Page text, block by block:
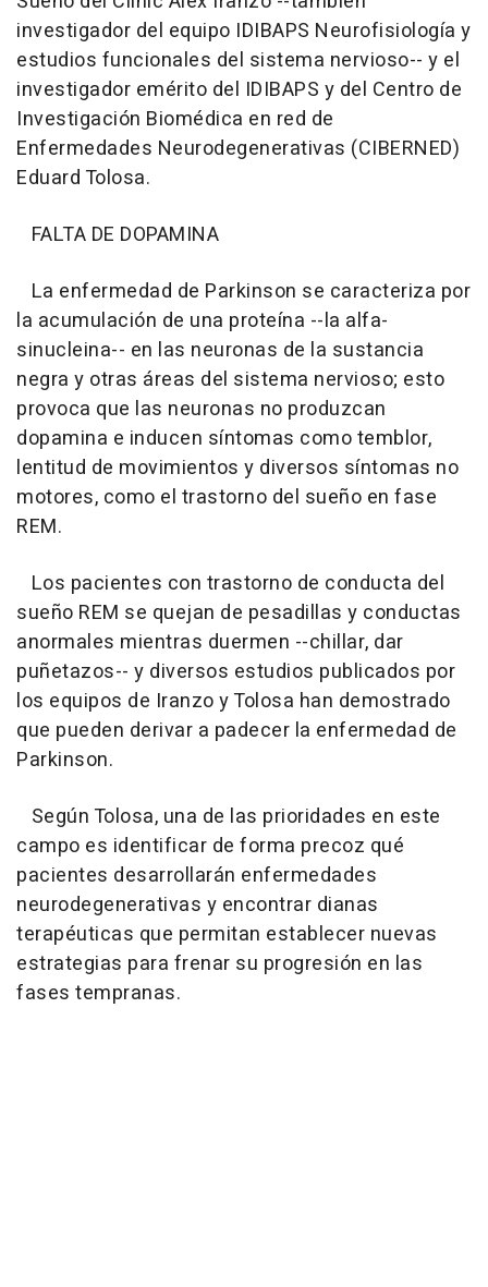
investigador del equipo IDIBAPS Neurofisiología y
estudios funcionales del sistema nervioso-- y el
investigador emérito del IDIBAPS y del Centro de
Investigación Biomédica en red de
Enfermedades Neurodegenerativas (CIBERNED)
Eduard Tolosa.
FALTA DE DOPAMINA
La enfermedad de Parkinson se caracteriza por
la acumulación de una proteína --la alfa-
sinucleina-- en las neuronas de la sustancia
negra y otras áreas del sistema nervioso; esto
provoca que las neuronas no produzcan
dopamina e inducen síntomas como temblor,
lentitud de movimientos y diversos síntomas no
motores, como el trastorno del sueño en fase
REM.
Los pacientes con trastorno de conducta del
sueño REM se quejan de pesadillas y conductas
anormales mientras duermen --chillar, dar
puñetazos-- y diversos estudios publicados por
los equipos de Iranzo y Tolosa han demostrado
que pueden derivar a padecer la enfermedad de
Parkinson.
Según Tolosa, una de las prioridades en este
campo es identificar de forma precoz qué
pacientes desarrollarán enfermedades
neurodegenerativas y encontrar dianas
terapéuticas que permitan establecer nuevas
estrategias para frenar su progresión en las
fases tempranas.